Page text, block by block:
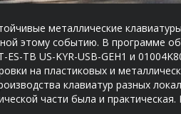
металлические
этому событию. В программе
TB US-KYR-USB-GEH1 и
на пластиковых и
клавиатур разных
части была и